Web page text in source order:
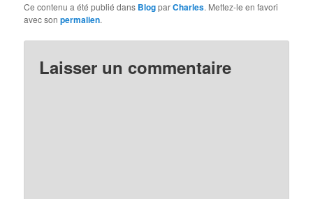
Ce contenu a été publié dans BlogparCharles. Mettez-le en favori
avec sonpermalien.
Laisser un commentaire